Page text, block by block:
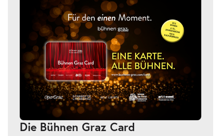
Die Bühnen Graz Card